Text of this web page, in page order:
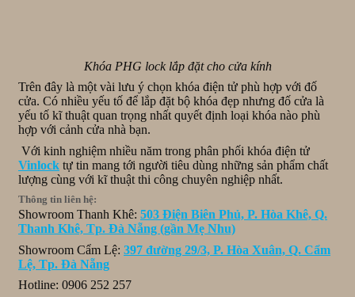
Khóa PHG lock lắp đặt cho cửa kính
Trên đây là một vài lưu ý chọn khóa điện tử phù hợp với đố
cửa. Có nhiều yếu tố để lắp đặt bộ khóa đẹp nhưng đố cửa là
yếu tố kĩ thuật quan trọng nhất quyết định loại khóa nào phù
hợp với cảnh cửa nhà bạn.
Với kinh nghiệm nhiều năm trong phân phối khóa điện tử
Vinlock tự tin mang tới người tiêu dùng những sản phẩm chất
lượng cùng với kĩ thuật thi công chuyên nghiệp nhất.
Thông tin liên hệ:
Showroom Thanh Khê: 503 Điện Biên Phủ, P. Hòa Khê, Q.
Thanh Khê, Tp. Đà Nẵng (gần Mẹ Nhu)
Showroom Cẩm Lệ: 397 đường 29/3, P. Hòa Xuân, Q. Cẩm
Lệ, Tp. Đà Nẵng
Hotline: 0906 252 257